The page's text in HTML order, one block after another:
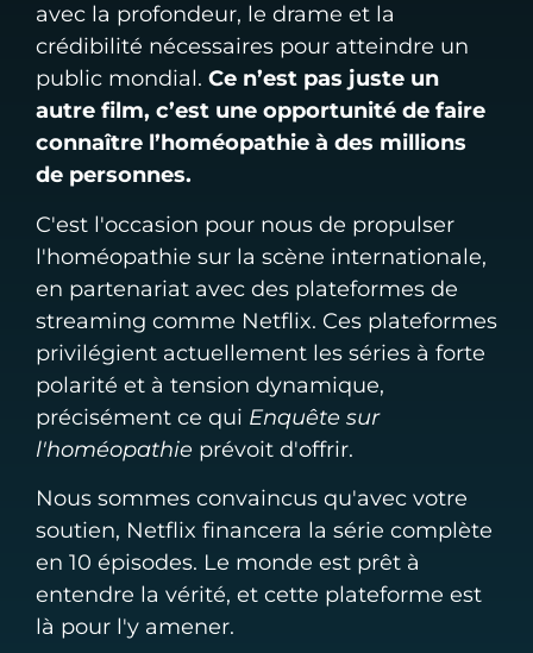
avec la profondeur, le drame et la
crédibilité nécessaires pour atteindre un
public mondial. Ce n’est pas juste un
autre film, c’est une opportunité de faire
connaître l’homéopathie à des millions
de personnes.
C'est l'occasion pour nous de propulser
l'homéopathie sur la scène internationale,
en partenariat avec des plateformes de
streaming comme Netflix. Ces plateformes
privilégient actuellement les séries à forte
polarité et à tension dynamique,
précisément ce qui Enquête sur
l'homéopathie prévoit d'offrir.
Nous sommes convaincus qu'avec votre
soutien, Netflix financera la série complète
en 10 épisodes. Le monde est prêt à
entendre la vérité, et cette plateforme est
là pour l'y amener.